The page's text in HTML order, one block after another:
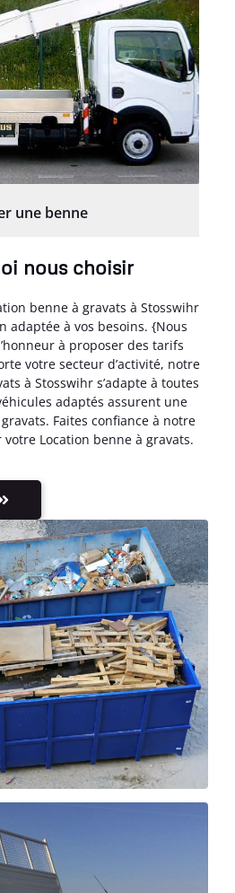
une benne
nous choisir
benne à gravats à Stosswihr
adaptée à vos besoins. {Nous
à proposer des tarifs
votre secteur d’activité, notre
à Stosswihr s’adapte à toutes
adaptés assurent une
Faites confiance à notre
Location benne à gravats.